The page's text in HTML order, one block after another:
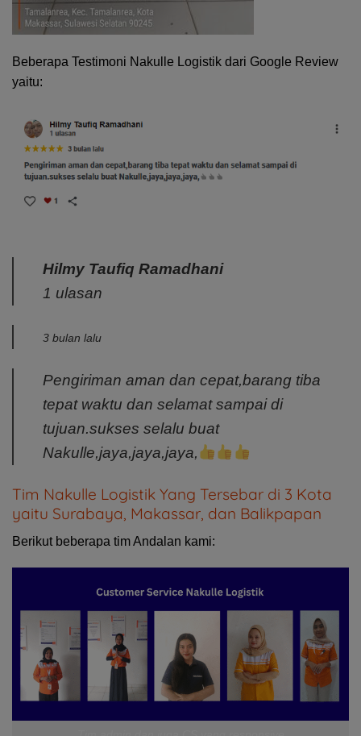
Beberapa Testimoni Nakulle Logistik dari Google Review
yaitu:
Hilmy Taufiq Ramadhani
1 ulasan
3 bulan lalu
Pengiriman aman dan cepat,barang tiba
tepat waktu dan selamat sampai di
tujuan.sukses selalu buat
Nakulle,jaya,jaya,jaya,
Tim Nakulle Logistik Yang Tersebar di 3 Kota
yaitu Surabaya, Makassar, dan Balikpapan
Berikut beberapa tim Andalan kami: